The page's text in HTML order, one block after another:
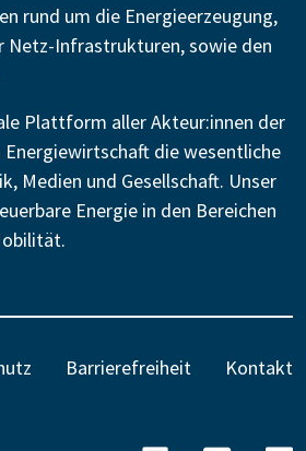
rund um die Energieerzeugung,
Netz-Infrastrukturen, sowie den
Plattform aller Akteur:innen der
die wesentliche
Medien und Gesellschaft. Unser
Energie in den Bereichen
Barrierefreiheit
Kontakt